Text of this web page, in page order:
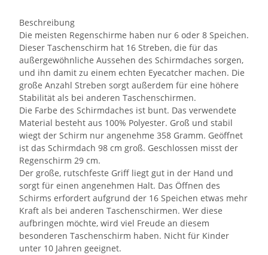
Beschreibung
Die meisten Regenschirme haben nur 6 oder 8 Speichen.
Dieser Taschenschirm hat 16 Streben, die für das
außergewöhnliche Aussehen des Schirmdaches sorgen,
und ihn damit zu einem echten Eyecatcher machen. Die
große Anzahl Streben sorgt außerdem für eine höhere
Stabilität als bei anderen Taschenschirmen.
Die Farbe des Schirmdaches ist bunt. Das verwendete
Material besteht aus 100% Polyester. Groß und stabil
wiegt der Schirm nur angenehme 358 Gramm. Geöffnet
ist das Schirmdach 98 cm groß. Geschlossen misst der
Regenschirm 29 cm.
Der große, rutschfeste Griff liegt gut in der Hand und
sorgt für einen angenehmen Halt. Das Öffnen des
Schirms erfordert aufgrund der 16 Speichen etwas mehr
Kraft als bei anderen Taschenschirmen. Wer diese
aufbringen möchte, wird viel Freude an diesem
besonderen Taschenschirm haben. Nicht für Kinder
unter 10 Jahren geeignet.